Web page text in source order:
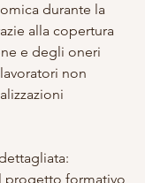
durante la
alla copertura
e degli oneri
non
progetto formativo